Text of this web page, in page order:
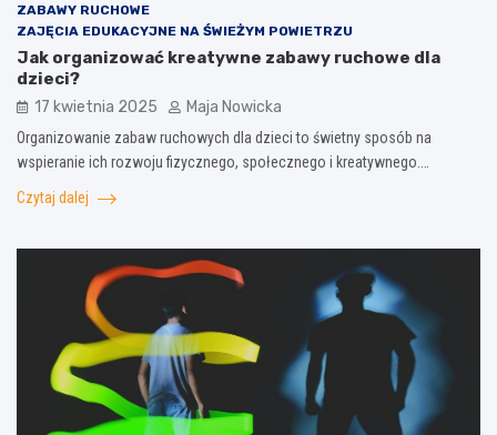
ZABAWY RUCHOWE
ZAJĘCIA EDUKACYJNE NA ŚWIEŻYM POWIETRZU
Jak organizować kreatywne zabawy ruchowe dla
dzieci?
17 kwietnia 2025 Maja Nowicka
Organizowanie zabaw ruchowych dla dzieci to świetny sposób na
wspieranie ich rozwoju fizycznego, społecznego i kreatywnego.…
Czytaj dalej